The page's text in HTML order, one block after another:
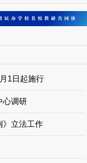
1日起施行
心调研
》立法工作